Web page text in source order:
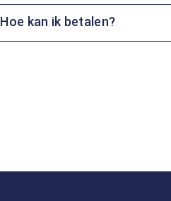
Hoe kan ik betalen?